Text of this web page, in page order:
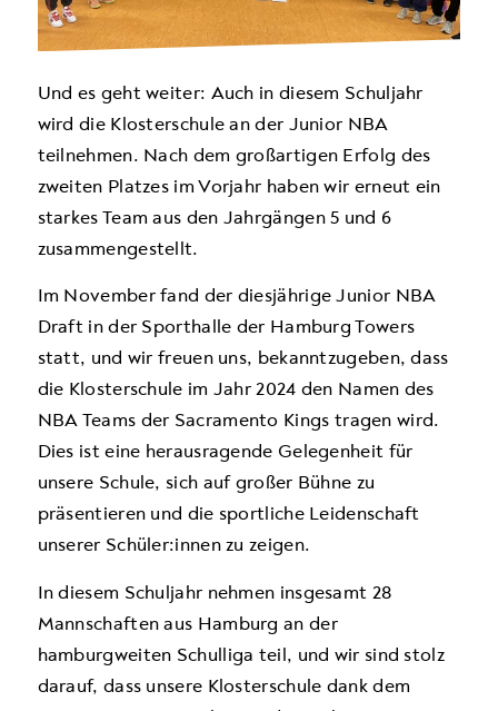
Und es geht weiter: Auch in diesem Schuljahr
wird die Klosterschule an der Junior NBA
teilnehmen. Nach dem großartigen Erfolg des
zweiten Platzes im Vorjahr haben wir erneut ein
starkes Team aus den Jahrgängen 5 und 6
zusammengestellt.
Im November fand der diesjährige Junior NBA
Draft in der Sporthalle der Hamburg Towers
statt, und wir freuen uns, bekanntzugeben, dass
die Klosterschule im Jahr 2024 den Namen des
NBA Teams der Sacramento Kings tragen wird.
Dies ist eine herausragende Gelegenheit für
unsere Schule, sich auf großer Bühne zu
präsentieren und die sportliche Leidenschaft
unserer Schüler:innen zu zeigen.
In diesem Schuljahr nehmen insgesamt 28
Mannschaften aus Hamburg an der
hamburgweiten Schulliga teil, und wir sind stolz
darauf, dass unsere Klosterschule dank dem